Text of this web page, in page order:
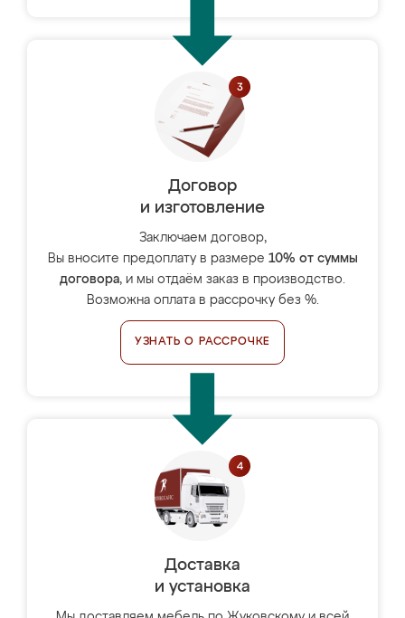
Договор
и изготовление
Заключаем договор,
Вы вносите предоплату в размере 10% от суммы
договора, и мы отдаём заказ в производство.
Возможна оплата в рассрочку без %.
УЗНАТЬ О РАССРОЧКЕ
Доставка
и установка